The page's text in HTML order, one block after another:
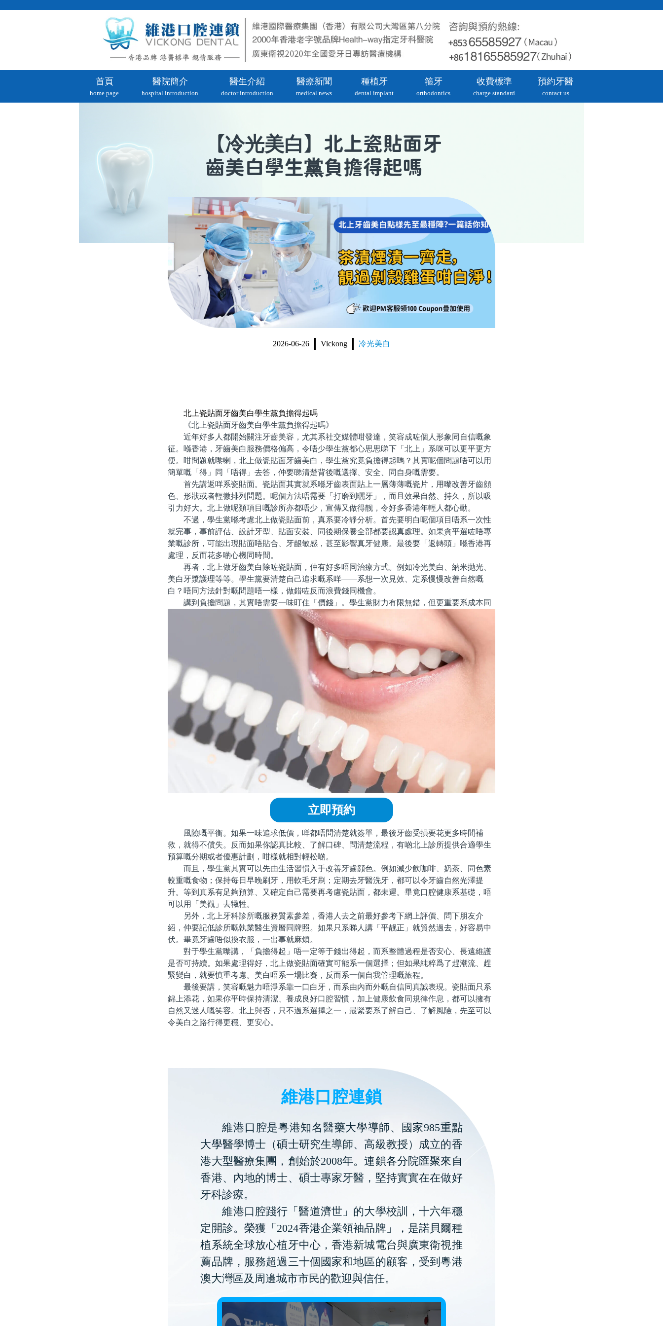
首頁
home page
醫院簡介
hospital introduction
醫生介紹
doctor introduction
醫療新聞
medical news
種植牙
dental implant
箍牙
orthodontics
收費標準
charge standard
預約牙醫
contact us
【冷光美白 】北上瓷貼面牙
齒美白學生黨負擔得起嗎
2026-06-26 Vickong 冷光美白
北上瓷貼面牙齒美白學生黨負擔得起嗎
《北上瓷貼面牙齒美白學生黨負擔得起嗎》
近年好多人都開始關注牙齒美容，尤其系社交媒體咁發達，笑容成咗個人形象同自信嘅象
征。喺香港，牙齒美白服務價格偏高，令唔少學生黨都心思思睇下「北上」系咪可以更平更方
便。咁問題就嚟喇，北上做瓷貼面牙齒美白，學生黨究竟負擔得起嗎？其實呢個問題唔可以用
簡單嘅「得」同「唔得」去答，仲要睇清楚背後嘅選擇、安全、同自身嘅需要。
首先講返咩系瓷貼面。瓷貼面其實就系喺牙齒表面貼上一層薄薄嘅瓷片，用嚟改善牙齒顔
色、形狀或者輕微排列問題。呢個方法唔需要「打磨到曬牙」，而且效果自然、持久，所以吸
引力好大。北上做呢類項目嘅診所亦都唔少，宣傳又做得靓，令好多香港年輕人都心動。
不過，學生黨喺考慮北上做瓷貼面前，真系要冷靜分析。首先要明白呢個項目唔系一次性
就完事，事前評估、設計牙型、貼面安裝、同後期保養全部都要認真處理。如果貪平選咗唔專
業嘅診所，可能出現貼面唔貼合、牙龈敏感，甚至影響真牙健康。最後要「返轉頭」喺香港再
處理，反而花多啲心機同時間。
再者，北上做牙齒美白除咗瓷貼面，仲有好多唔同治療方式。例如冷光美白、納米抛光、
美白牙漿護理等等。學生黨要清楚自己追求嘅系咩——系想一次見效、定系慢慢改善自然嘅
白？唔同方法針對嘅問題唔一樣，做錯咗反而浪費錢同機會。
講到負擔問題，其實唔需要一味盯住「價錢」。學生黨財力有限無錯，但更重要系成本同
立即預約
風險嘅平衡。如果一味追求低價，咩都唔問清楚就簽單，最後牙齒受損要花更多時間補
救，就得不償失。反而如果你認真比較、了解口碑、問清楚流程，有啲北上診所提供合適學生
預算嘅分期或者優惠計劃，咁樣就相對輕松啲。
而且，學生黨其實可以先由生活習慣入手改善牙齒顔色。例如減少飲咖啡、奶茶、同色素
較重嘅食物；保持每日早晚刷牙，用軟毛牙刷；定期去牙醫洗牙，都可以令牙齒自然光澤提
升。等到真系有足夠預算、又確定自己需要再考慮瓷貼面，都未遲。畢竟口腔健康系基礎，唔
可以用「美觀」去犧牲。
另外，北上牙科診所嘅服務質素參差，香港人去之前最好參考下網上評價、問下朋友介
紹，仲要記低診所嘅執業醫生資曆同牌照。如果只系睇人講「平靓正」就貿然過去，好容易中
伏。畢竟牙齒唔似換衣服，一出事就麻煩。
對于學生黨嚟講，「負擔得起」唔一定等于錢出得起，而系整體過程是否安心、長遠維護
是否可持續。如果處理得好，北上做瓷貼面確實可能系一個選擇；但如果純粹爲了趕潮流、趕
緊變白，就要慎重考慮。美白唔系一場比賽，反而系一個自我管理嘅旅程。
最後要講，笑容嘅魅力唔淨系靠一口白牙，而系由內而外嘅自信同真誠表現。瓷貼面只系
錦上添花，如果你平時保持清潔、養成良好口腔習慣，加上健康飲食同規律作息，都可以擁有
自然又迷人嘅笑容。北上與否，只不過系選擇之一，最緊要系了解自己、了解風險，先至可以
令美白之路行得更穩、更安心。
維港口腔連鎖
維港口腔是粵港知名醫藥大學導師、國家985重點
大學醫學博士（碩士研究生導師、高級教授）成立的香
港大型醫療集團，創始於2008年。連鎖各分院匯聚來自
香港、內地的博士、碩士專家牙醫，堅持實實在在做好
牙科診療。
維港口腔踐行「醫道濟世」的大學校訓，十六年穩
定開診。榮獲「2024香港企業領袖品牌」，是諾貝爾種
植系統全球放心植牙中心，香港新城電台與廣東衛視推
薦品牌，服務超過三十個國家和地區的顧客，受到粵港
澳大灣區及周邊城市市民的歡迎與信任。